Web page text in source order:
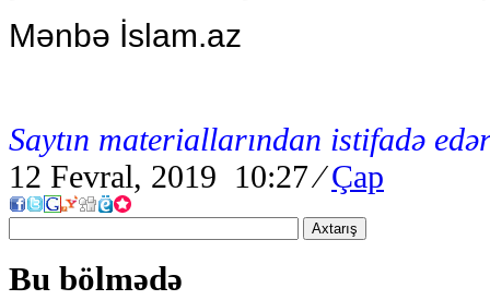
Mənbə İslam.az
Saytın materiallarından istifadə
12 Fevral, 2019 10:27⁄ Çap
Axtarış
Bu bölmədə